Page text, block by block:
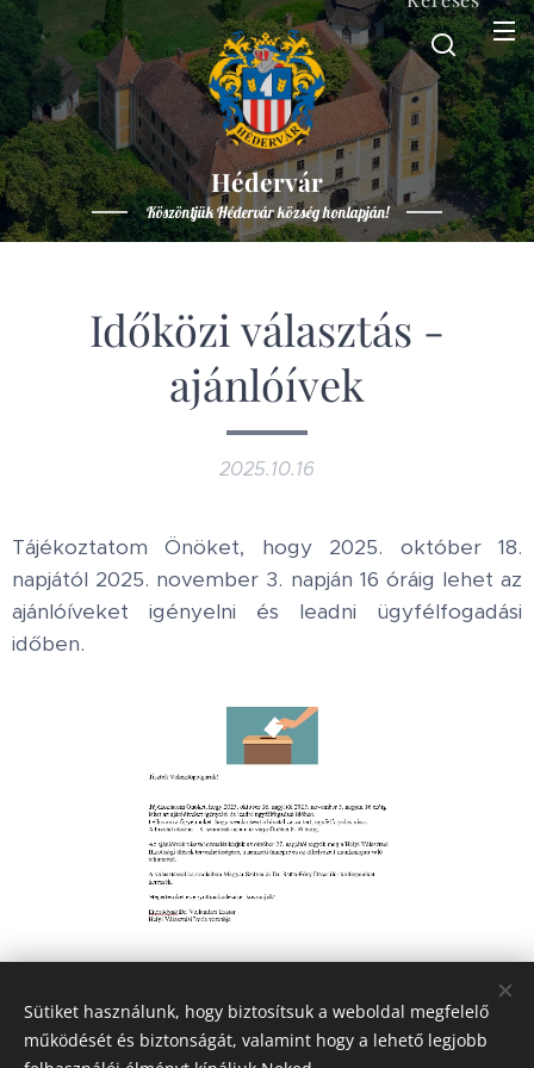
Hédervár
Köszöntjük Hédervár község honlapján!
Időközi választás -
ajánlóívek
2025.10.16
Tájékoztatom Önöket, hogy 2025. október 18.
napjától 2025. november 3. napján 16 óráig lehet az
ajánlóíveket igényelni és leadni ügyfélfogadási
időben.
Sütiket használunk, hogy biztosítsuk a weboldal megfelelő
működését és biztonságát, valamint hogy a lehető legjobb